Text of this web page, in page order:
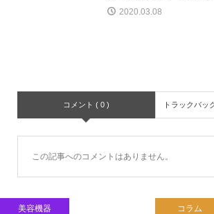
2020.03.08
コメント ( 0 ) トラックバッ
この記事へのコメントはありません。
美容機器 コラム